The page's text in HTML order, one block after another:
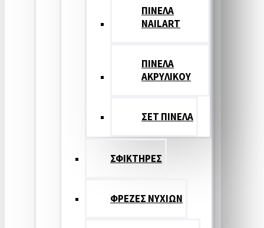
ΠΙΝΕΛΑ
NAILART
ΠΙΝΕΛΑ
ΑΚΡΥΛΙΚΟΥ
ΣΕΤ ΠΙΝΕΛA
ΣΦΙΚΤΗΡΕΣ
ΦΡΕΖΕΣ ΝΥΧΙΩΝ